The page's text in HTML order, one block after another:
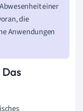
einer
die
Anwendungen